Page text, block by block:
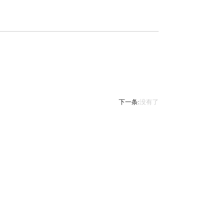
下一条:没有了